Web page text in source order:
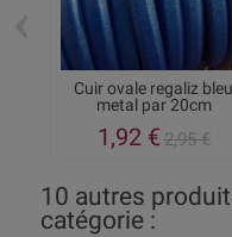
Cuir ovale regaliz bleu
metal par 20cm
1,92 €2,95 €
10 autres
catégorie :